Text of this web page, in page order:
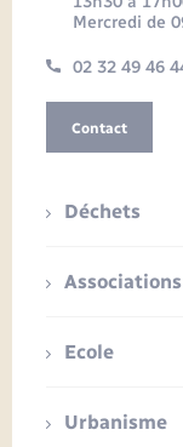
Mercredi de
02 32 49 46
Contact
Déchets
Associations
Ecole
Urbanisme